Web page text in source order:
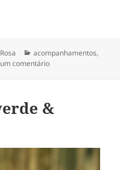
Categorias
acompanhamentos,
comentárioem ruibarbo assado
&